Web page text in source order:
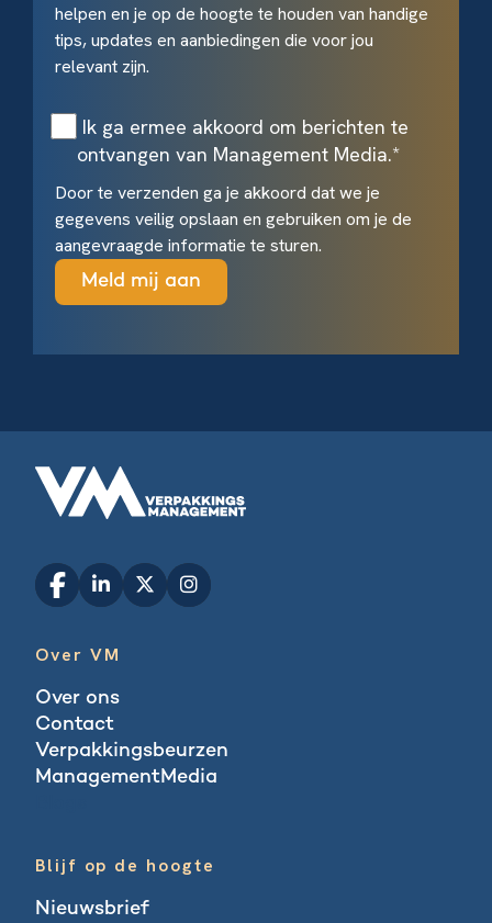
helpen en je op de hoogte te houden van handige
tips, updates en aanbiedingen die voor jou
relevant zijn.
Ik ga ermee akkoord om berichten te
ontvangen van Management Media.*
Door te verzenden ga je akkoord dat we je
gegevens veilig opslaan en gebruiken om je de
aangevraagde informatie te sturen.
Over VM
Over ons
Contact
Verpakkingsbeurzen
ManagementMedia
Blijf op de hoogte
Nieuwsbrief